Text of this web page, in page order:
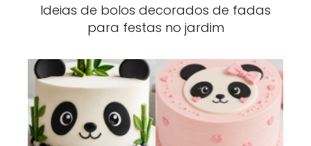
Ideias de bolos decorados de fadas
para festas no jardim